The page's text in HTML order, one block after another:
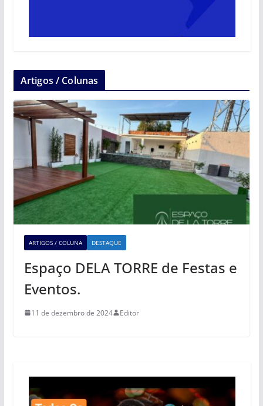
Artigos / Colunas
ARTIGOS / COLUNA DESTAQUE
Espaço DELA TORRE de Festas e
Eventos.
11 de dezembro de 2024 Editor